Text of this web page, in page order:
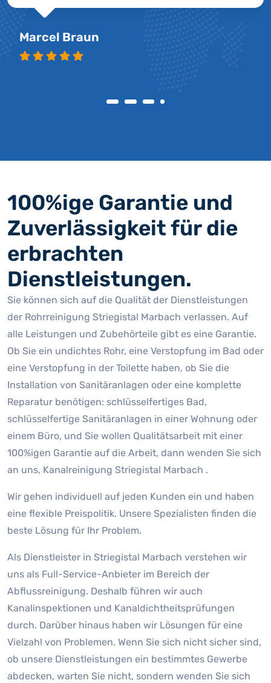
Marcel Braun
100%ige Garantie und
Zuverlässigkeit für die
erbrachten
Dienstleistungen.
Sie können sich auf die Qualität der Dienstleistungen
der Rohrreinigung Striegistal Marbach verlassen. Auf
alle Leistungen und Zubehörteile gibt es eine Garantie.
Ob Sie ein undichtes Rohr, eine Verstopfung im Bad oder
eine Verstopfung in der Toilette haben, ob Sie die
Installation von Sanitäranlagen oder eine komplette
Reparatur benötigen: schlüsselfertiges Bad,
schlüsselfertige Sanitäranlagen in einer Wohnung oder
einem Büro, und Sie wollen Qualitätsarbeit mit einer
100%igen Garantie auf die Arbeit, dann wenden Sie sich
an uns, Kanalreinigung Striegistal Marbach .
Wir gehen individuell auf jeden Kunden ein und haben
eine flexible Preispolitik. Unsere Spezialisten finden die
beste Lösung für Ihr Problem.
Als Dienstleister in Striegistal Marbach verstehen wir
uns als Full-Service-Anbieter im Bereich der
Abflussreinigung. Deshalb führen wir auch
Kanalinspektionen und Kanaldichtheitsprüfungen
durch. Darüber hinaus haben wir Lösungen für eine
Vielzahl von Problemen. Wenn Sie sich nicht sicher sind,
ob unsere Dienstleistungen ein bestimmtes Gewerbe
abdecken, warten Sie nicht, sondern wenden Sie sich